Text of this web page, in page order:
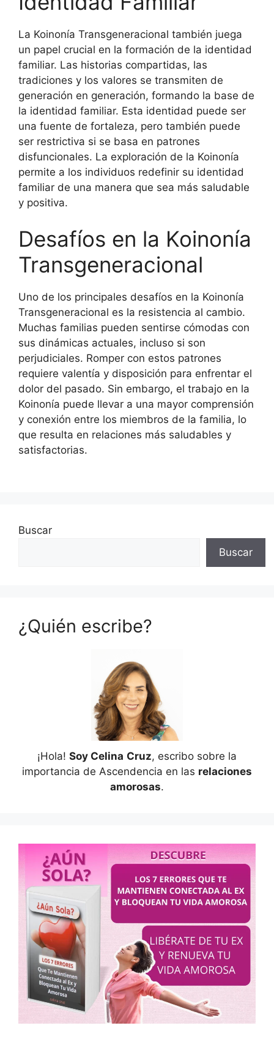
La Koinonía Transgeneracional también juega
un papel crucial en la formación de la identidad
familiar. Las historias compartidas, las
tradiciones y los valores se transmiten de
generación en generación, formando la base de
la identidad familiar. Esta identidad puede ser
una fuente de fortaleza, pero también puede
ser restrictiva si se basa en patrones
disfuncionales. La exploración de la Koinonía
permite a los individuos redefinir su identidad
familiar de una manera que sea más saludable
y positiva.
Desafíos en la Koinonía
Transgeneracional
Uno de los principales desafíos en la Koinonía
Transgeneracional es la resistencia al cambio.
Muchas familias pueden sentirse cómodas con
sus dinámicas actuales, incluso si son
perjudiciales. Romper con estos patrones
requiere valentía y disposición para enfrentar el
dolor del pasado. Sin embargo, el trabajo en la
Koinonía puede llevar a una mayor comprensión
y conexión entre los miembros de la familia, lo
que resulta en relaciones más saludables y
satisfactorias.
Buscar
Buscar
¿Quién escribe?
¡Hola! Soy Celina Cruz, escribo sobre la
importancia de Ascendencia en las relaciones
amorosas.